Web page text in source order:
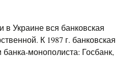
Украине вся банковская
К 1987 г. банковская
монополиста: Госбанк,